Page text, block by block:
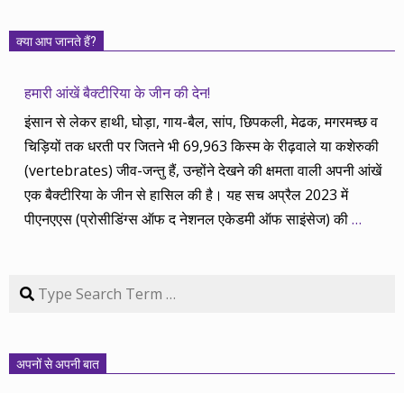
क्या आप जानते हैं?
हमारी आंखें बैक्टीरिया के जीन की देन!
इंसान से लेकर हाथी, घोड़ा, गाय-बैल, सांप, छिपकली, मेढक, मगरमच्छ व
चिड़ियों तक धरती पर जितने भी 69,963 किस्म के रीढ़वाले या कशेरुकी
(vertebrates) जीव-जन्तु हैं, उन्होंने देखने की क्षमता वाली अपनी आंखें
एक बैक्टीरिया के जीन से हासिल की है। यह सच अप्रैल 2023 में
पीएनएएस (प्रोसीडिंग्स ऑफ द नेशनल एकेडमी ऑफ साइंसेज) की…
Search
अपनों से अपनी बात